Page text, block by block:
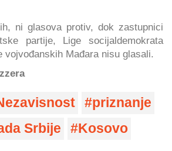
ni glasova protiv, dok zastupnici
partije, Lige socijaldemokrata
vojvođanskih Mađara nisu glasali.
priznanje
Srbije Kosovo